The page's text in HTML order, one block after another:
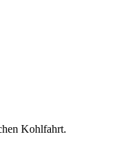
Kohlfahrt.